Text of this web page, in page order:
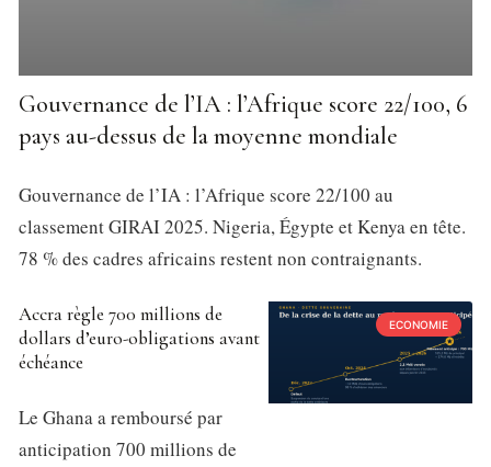
Gouvernance de l’IA : l’Afrique score 22/100, 6
pays au-dessus de la moyenne mondiale
Gouvernance de l’IA : l’Afrique score 22/100 au
classement GIRAI 2025. Nigeria, Égypte et Kenya en tête.
78 % des cadres africains restent non contraignants.
ECONOMIE
Accra règle 700 millions de
dollars d’euro-obligations avant
échéance
Le Ghana a remboursé par
anticipation 700 millions de